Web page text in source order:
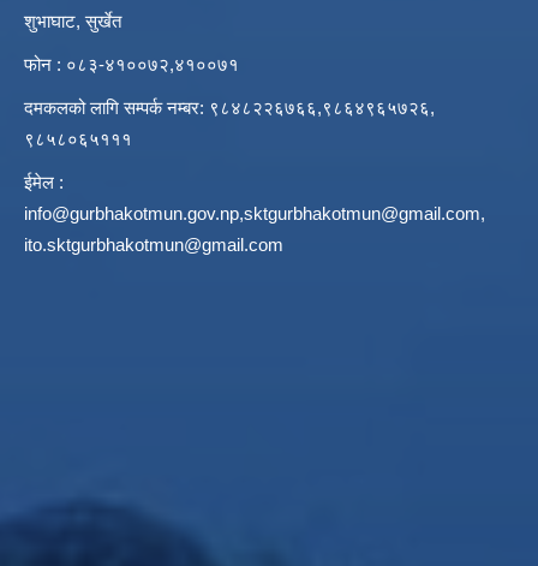
शुभाघाट, सुर्खेत
फोन : ०८३-४१००७२,४१००७१
दमकलको लागि सम्पर्क नम्बर: ९८४८२२६७६६,९८६४९६५७२६,
९८५८०६५१११
ईमेल :
info@gurbhakotmun.gov.np,sktgurbhakotmun@gmail.com,
ito.sktgurbhakotmun@gmail.com